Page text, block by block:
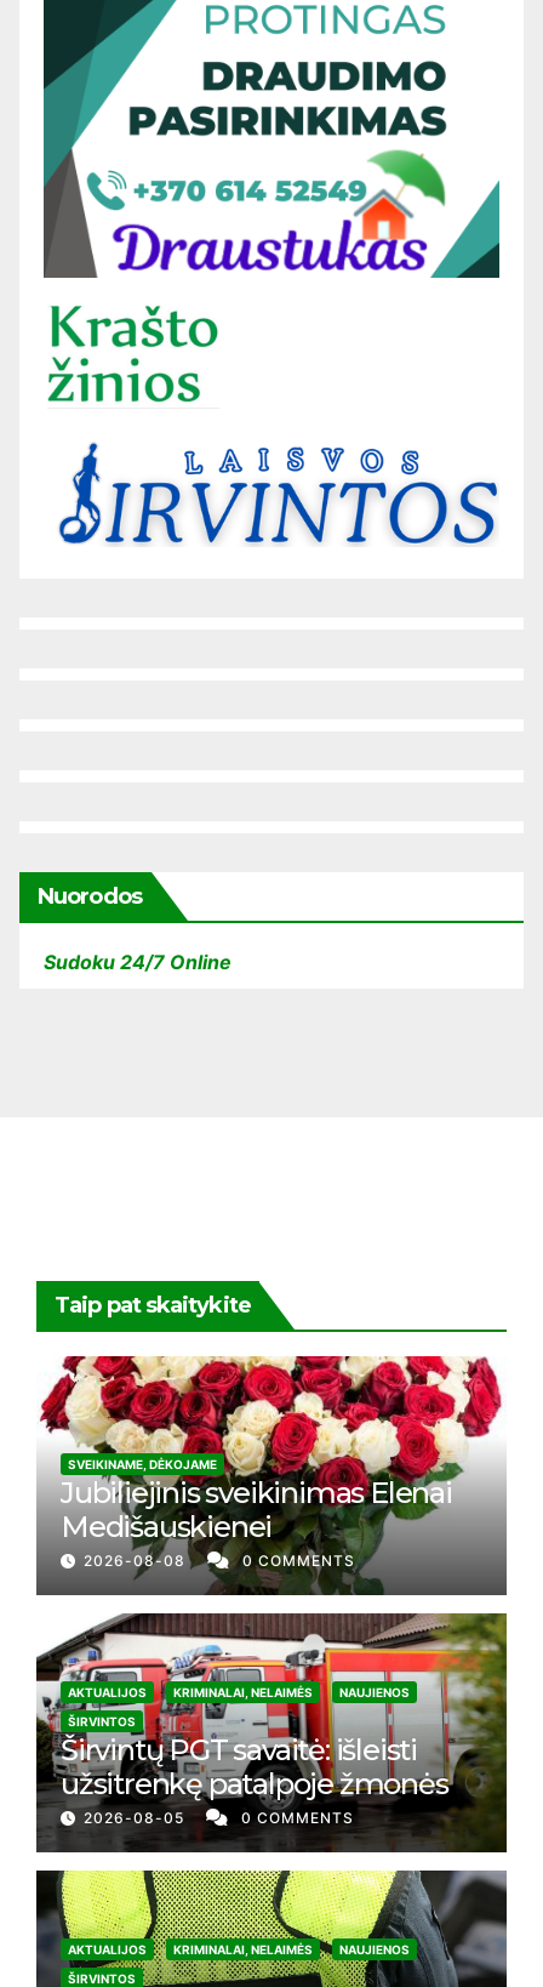
Nuorodos
Sudoku 24/7 Online
Taip pat skaitykite
SVEIKINAME, DĖKOJAME
Jubiliejinis sveikinimas Elenai
Medišauskienei
2026-08-08 0 COMMENTS
AKTUALIJOS KRIMINALAI, NELAIMĖS
NAUJIENOS
ŠIRVINTOS
Širvintų PGT savaitė: išleisti
užsitrenkę patalpoje žmonės
2026-08-05 0 COMMENTS
AKTUALIJOS KRIMINALAI, NELAIMĖS
NAUJIENOS
ŠIRVINTOS